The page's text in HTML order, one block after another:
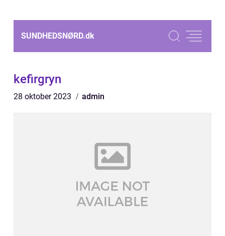
SUNDHEDSNØRD.dk
kefirgryn
28 oktober 2023 admin